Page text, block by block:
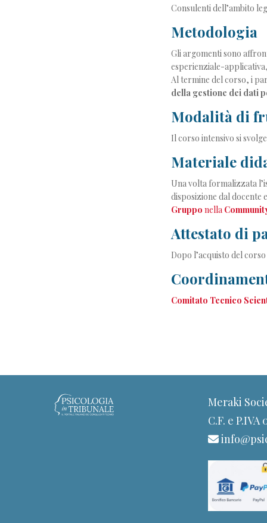
Consulenti dell’ambito
Metodologia
Gli argomenti sono
esperienziale-
Al termine del corso, i
della gestione dei dati
Modalità di
Il corso intensivo si
Materiale
Una volta formalizzata
disposizione dal docente
Gruppo nella
Attestato di
Dopo l’acquisto del
Comitato Tecnico
Meraki
C.F. e P.IVA